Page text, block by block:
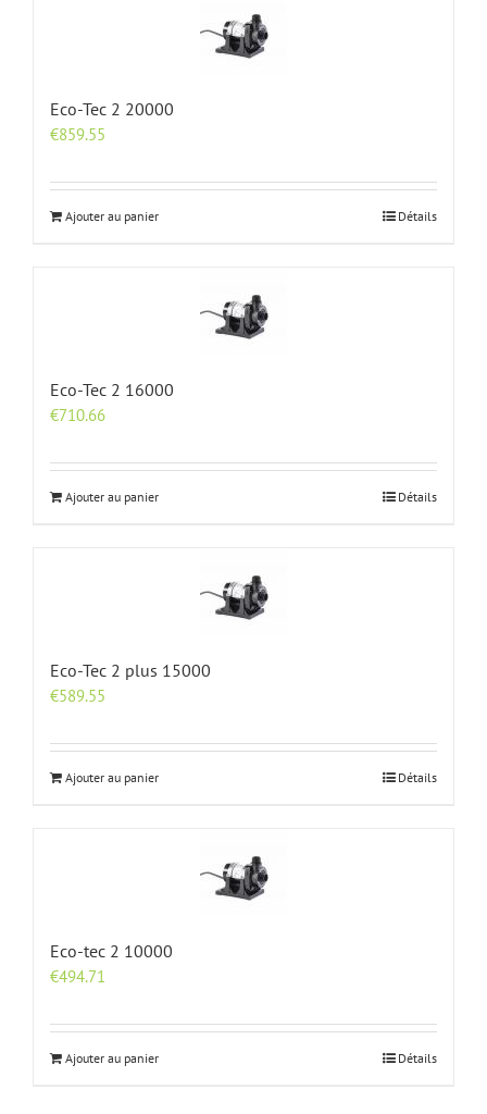
Eco-Tec 2 20000
€859.55
Ajouter au panier Détails
Eco-Tec 2 16000
€710.66
Ajouter au panier Détails
Eco-Tec 2 plus 15000
€589.55
Ajouter au panier Détails
Eco-tec 2 10000
€494.71
Ajouter au panier Détails